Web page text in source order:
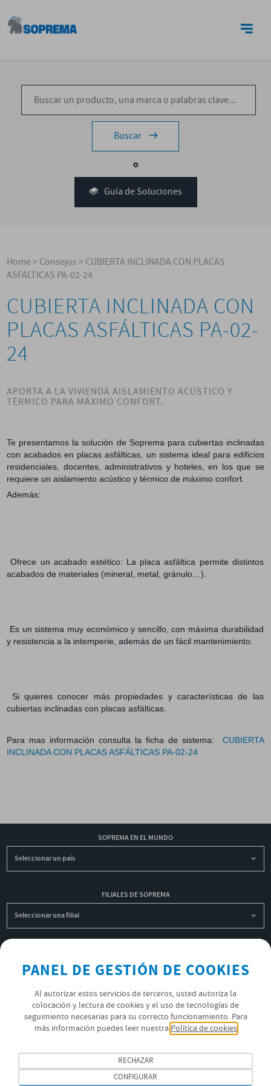
Buscar
o
Guía de Soluciones
Home>Consejos>CUBIERTA INCLINADA CON PLACAS
ASFÁLTICAS PA-02-24
CUBIERTA INCLINADA CON
PLACAS ASFÁLTICAS PA-02-
24
APORTA A LA VIVIENDA AISLAMIENTO ACÚSTICO Y
TÉRMICO PARA MÁXIMO CONFORT.
Te presentamos la solución de Soprema para cubiertas inclinadas
con acabados en placas asfálticas, un sistema ideal para edificios
residenciales, docentes, administrativos y hoteles, en los que se
requiere un aislamiento acústico y térmico de máximo confort.
Además:
Ofrece un acabado estético: La placa asfáltica permite distintos
acabados de materiales (mineral, metal, gránulo…).
Es un sistema muy económico y sencillo, con máxima durabilidad
y resistencia a la intemperie, además de un fácil mantenimiento.
Si quieres conocer más propiedades y características de las
cubiertas inclinadas con placas asfálticas.
Para mas información consulta la ficha de sistema: CUBIERTA
INCLINADA CON PLACAS ASFÁLTICAS PA-02-24
SOPREMA EN EL MUNDO
Seleccionar un país
FILIALES DE SOPREMA
Seleccionar una filial
OK
POLÍTICA DE PRIVACIDAD
ÚNETE AL EQUIPO SOPREMA
PANEL DE GESTIÓN DE COOKIES
Al autorizar estos servicios de terceros, usted autoriza la
colocación y lectura de cookies y el uso de tecnologías de
seguimiento necesarias para su correcto funcionamiento. Para
más información puedes leer nuestra Política de cookies
RECHAZAR
CONFIGURAR